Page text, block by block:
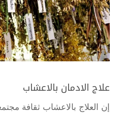
علاج الادمان بالاعشاب
إن العلاج بالاعشاب ثقافة